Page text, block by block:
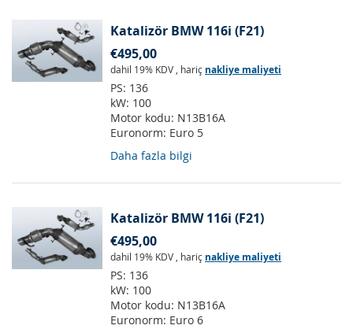
Katalizör BMW 116i (F21)
€495,00
dahil 19% KDV , hariç nakliye maliyeti
PS: 136
kW: 100
Motor kodu: N13B16A
Euronorm: Euro 5
Daha fazla bilgi
Katalizör BMW 116i (F21)
€495,00
dahil 19% KDV , hariç nakliye maliyeti
PS: 136
kW: 100
Motor kodu: N13B16A
Euronorm: Euro 6